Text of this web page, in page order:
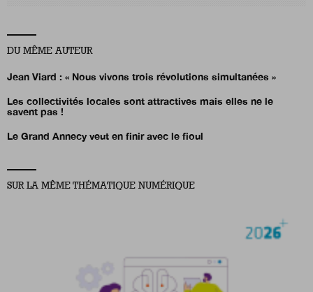
DU MÊME AUTEUR
Jean Viard : « Nous vivons trois révolutions simultanées »
Les collectivités locales sont attractives mais elles ne le
savent pas !
Le Grand Annecy veut en finir avec le fioul
SUR LA MÊME THÉMATIQUE NUMÉRIQUE